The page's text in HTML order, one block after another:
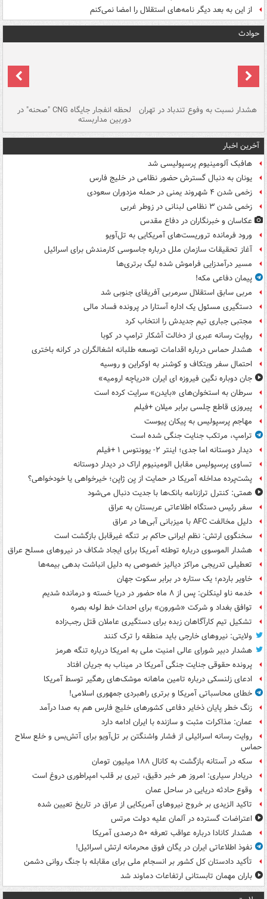
از این به بعد دیگر نامه‌های استقلال را امضا نمی‌کنم
حوادث
هشدار نسبت به وفوع تندباد در تهران لحظه انفجار جایگاه CNG "صحنه" در
دوربین مداربسته
آخرین اخبار
هافبک آلومینیوم پرسپولیسی شد
یونان به دنبال گسترش حضور نظامی در خلیج فارس
زخمی شدن ۴ شهروند یمنی در حمله مزدوران سعودی
زخمی شدن ۳ نظامی لبنانی در زوطر غربی
عکاسان و خبرنگاران در دفاع مقدس
ورود فرمانده تروریست‌های آمریکایی به تل‌آویو
آغاز تحقیقات سازمان ملل درباره جاسوسی کارمندش برای اسرائیل
مسیر درآمدزایی فراموش شده لیگ برتری‌ها
پیمان دفاعی مکه!
مربی سابق استقلال سرمربی آفریقای جنوبی شد
دستگیری مسئول یک اداره آستارا در پرونده فساد مالی
مجتبی جباری تیم جدیدش را انتخاب کرد
روایت رسانه عبری از دخالت آشکار ترامپ در کوبا
هشدار حماس درباره اقدامات توسعه طلبانه اشغالگران در کرانه باختری
احتمال سفر ویتکاف و کوشنر به اوکراین و روسیه
جان دوباره نگین فیروزه ای ایران «دریاچه ارومیه»
سرطان به استخوان‌های «بایدن» سرایت کرده است
پیروزی قاطع چلسی برابر میلان +فیلم
مهاجم پرسپولیس به پیکان پیوست
ترامپ، مرتکب جنایت جنگی شده است
دیدار دوستانه اما جدی؛ اینتر ۲- یوونتوس ۱ +فیلم
تساوی پرسپولیس مقابل الومینیوم اراک در دیدار دوستانه
پشت‌پرده مداخله آمریکا در حمایت از یِن ژاپن؛ خیرخواهی یا خودخواهی؟
همتی: کنترل ترازنامه بانک‌ها با جدیت دنبال می‌شود
سفر رئیس دستگاه اطلاعاتی عربستان به عراق
دلیل مخالفت AFC با میزبانی آبی‌ها در عراق
سخنگوی ارتش: نظم ایرانی حاکم بر تنگه غیرقابل بازگشت است
هشدار الموسوی درباره توطئه آمریکا برای ایجاد شکاف در نیروهای مسلح عراق
تعطیلی تدریجی مراکز دیالیز خصوصی به دلیل انباشت بدهی بیمه‌ها
خاویر باردم؛ یک ستاره در برابر سکوت جهان
خدمه ناو لینکلن: پس از ۸ ماه حضور در دریا خسته و درمانده‌ شدیم
توافق بغداد و شرکت «شورون» برای احداث خط لوله بصره
تشکیل تیم کارآگاهان زبده برای دستگیری عاملان قتل رجب‌زاده
ولایتی: نیروهای خارجی باید منطقه را ترک کنند
هشدار دبیر شورای عالی امنیت ملی به امریکا درباره تنگه هرمز
پرونده حقوقی جنایت جنگی آمریکا در میناب به جریان افتاد
ادعای زلنسکی درباره تامین ماهانه موشک‌های رهگیر توسط آمریکا
خطای محاسباتی آمریکا و برتری راهبردی جمهوری اسلامی!
زنگ خطر پایان ذخایر دفاعی کشورهای خلیج فارس هم به صدا درآمد
عمان: مذاکرات مثبت و سازنده با ایران ادامه دارد
روایت رسانه اسرائیلی از فشار واشنگتن بر تل‌آویو برای آتش‌بس و خلع سلاح
حماس
سکه در آستانه بازگشت به کانال ۱۸۸ میلیون تومان
دریادار سیاری: امروز هر خبر دقیق، تیری بر قلب امپراطوری دروغ است
وقوع حادثه دریایی در ساحل عمان
تاکید الزیدی بر خروج نیروهای آمریکایی از عراق در تاریخ تعیین شده
اعتراضات گسترده در آلمان علیه دولت مرتس
هشدار کانادا درباره عواقب تعرفه ۵۰ درصدی آمریکا
نفوذ اطلاعاتی ایران در یگان فوق محرمانه ارتش اسرائیل!
تأکید دادستان کل کشور بر انسجام ملی برای مقابله با جنگ روانی دشمن
باران مهمان تابستانی ارتفاعات دماوند شد